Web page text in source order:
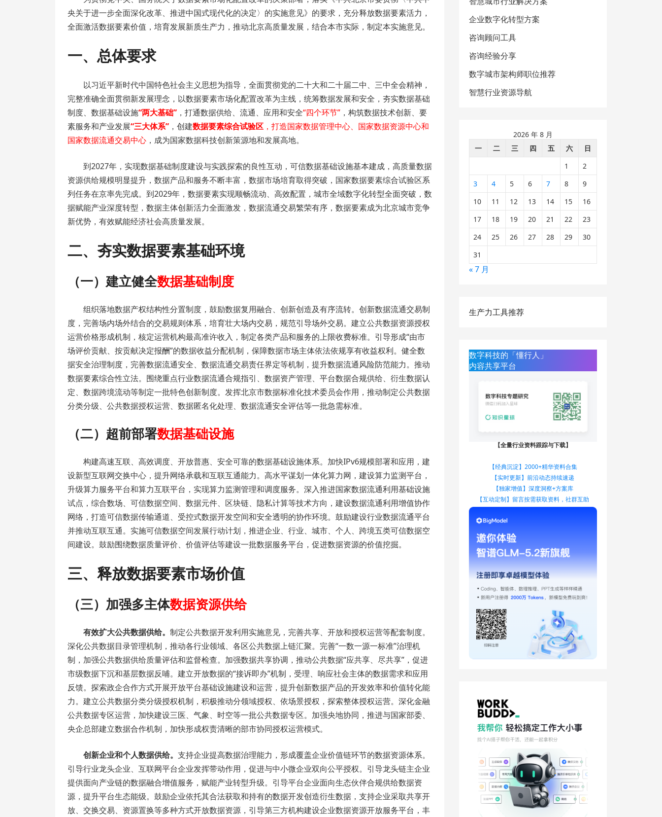
央关于进一步全面深化改革、推进中国式现代化的决定〉的实施意见》的要求，充分释放数据要素活力，
全面激活数据要素价值，培育发展新质生产力，推动北京高质量发展，结合本市实际，制定本实施意见。
一、总体要求
以习近平新时代中国特色社会主义思想为指导，全面贯彻党的二十大和二十届二中、三中全会精神，
完整准确全面贯彻新发展理念，以数据要素市场化配置改革为主线，统筹数据发展和安全，夯实数据基础
制度、数据基础设施“两大基础” ，打通数据供给、流通、应用和安全“四个环节” ，构筑数据技术创新、要
素服务和产业发展“三大体系” ，创建数据要素综合试验区 ，打造国家数据管理中心、国家数据资源中心和
国家数据流通交易中心 ，成为国家数据科技创新策源地和发展高地。
到2027年，实现数据基础制度建设与实践探索的良性互动，可信数据基础设施基本建成，高质量数据
资源供给规模明显提升，数据产品和服务不断丰富，数据市场培育取得突破，国家数据要素综合试验区系
列任务在京率先完成。到2029年，数据要素实现顺畅流动、高效配置，城市全域数字化转型全面突破，数
据赋能产业深度转型，数据主体创新活力全面激发，数据流通交易繁荣有序，数据要素成为北京城市竞争
新优势，有效赋能经济社会高质量发展。
二、夯实数据要素基础环境
（一）建立健全数据基础制度
组织落地数据产权结构性分置制度，鼓励数据复用融合、创新创造及有序流转。创新数据流通交易制
度，完善场内场外结合的交易规则体系，培育壮大场内交易，规范引导场外交易。建立公共数据资源授权
运营价格形成机制，核定运营机构最高准许收入，制定各类产品和服务的上限收费标准。引导形成“由市
场评价贡献、按贡献决定报酬”的数据收益分配机制，保障数据市场主体依法依规享有收益权利。健全数
据安全治理制度，完善数据流通安全、数据流通交易责任界定等机制，提升数据流通风险防范能力。推动
数据要素综合性立法。围绕重点行业数据流通合规指引、数据资产管理、平台数据合规供给、衍生数据认
定、数据跨境流动等制定一批特色创新制度。发挥北京市数据标准化技术委员会作用，推动制定公共数据
分类分级、公共数据授权运营、数据匿名化处理、数据流通安全评估等一批急需标准。
（二）超前部署数据基础设施
构建高速互联、高效调度、开放普惠、安全可靠的数据基础设施体系。加快IPv6规模部署和应用，建
设新型互联网交换中心，提升网络承载和互联互通能力。高水平谋划一体化算力网，建设算力监测平台，
升级算力服务平台和算力互联平台，实现算力监测管理和调度服务。深入推进国家数据流通利用基础设施
试点，综合数场、可信数据空间、数据元件、区块链、隐私计算等技术方向，建设数据流通利用增值协作
网络，打造可信数据传输通道、受控式数据开发空间和安全透明的协作环境。鼓励建设行业数据流通平台
并推动互联互通。实施可信数据空间发展行动计划，推进企业、行业、城市、个人、跨境五类可信数据空
间建设。鼓励围绕数据质量评价、价值评估等建设一批数据服务平台，促进数据资源的价值挖掘。
三、释放数据要素市场价值
（三）加强多主体数据资源供给
有效扩大公共数据供给。 制定公共数据开发利用实施意见，完善共享、开放和授权运营等配套制度。
深化公共数据目录管理机制，推动各行业领域、各区公共数据上链汇聚。完善“一数一源一标准”治理机
制，加强公共数据供给质量评估和监督检查。加强数据共享协调，推动公共数据“应共享、尽共享”，促进
市级数据下沉和基层数据反哺。建立开放数据的“接诉即办”机制，受理、响应社会主体的数据需求和应用
反馈。探索政企合作方式开展开放平台基础设施建设和运营，提升创新数据产品的开发效率和价值转化能
力。建立公共数据分类分级授权机制，积极推动分领域授权、依场景授权，探索整体授权运营。深化金融
公共数据专区运营，加快建设三医、气象、时空等一批公共数据专区。加强央地协同，推进与国家部委、
央企总部建立数据合作机制，加快形成权责清晰的部市协同授权运营模式。
创新企业和个人数据供给。 支持企业提高数据治理能力，形成覆盖企业价值链环节的数据资源体系。
引导行业龙头企业、互联网平台企业发挥带动作用，促进与中小微企业双向公平授权。引导龙头链主企业
提供面向产业链的数据融合增值服务，赋能产业转型升级。引导平台企业面向生态伙伴合规供给数据资
源，提升平台生态能级。鼓励企业依托其合法获取和持有的数据开发创造衍生数据，支持企业采取共享开
放、交换交易、资源置换等多种方式开放数据资源，引导第三方机构建设企业数据资源开放服务平台，丰
企业数字化转型方案
咨询顾问工具
咨询经验分享
数字城市架构师职位推荐
智慧行业资源导航
2026 年 8 月
一
二 三 四 五 六
日
1
2
3
4 5 6 7 8
9
10
11 12 13 14 15
16
17
18 19 20 21 22
23
24
25 26 27 28 29
30
31
« 7 月
生产力工具推荐
数字科技的「懂行人」
内容共享平台
【全量行业资料跟踪与下载】
【经典沉淀】2000+精华资料合集
【实时更新】前沿动态持续速递
【独家增值】深度洞察+方案库
【互动定制】留言按需获取资料，社群互助